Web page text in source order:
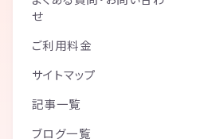
せ
ご利用料金
サイトマップ
記事一覧
ブログ一覧